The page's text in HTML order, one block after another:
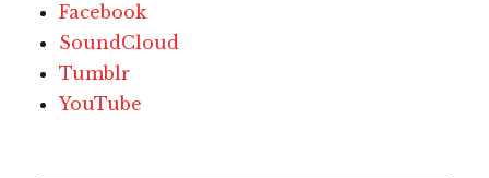
Facebook
SoundCloud
Tumblr
YouTube